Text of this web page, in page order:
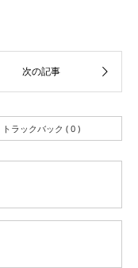
トラックバック ( 0 )